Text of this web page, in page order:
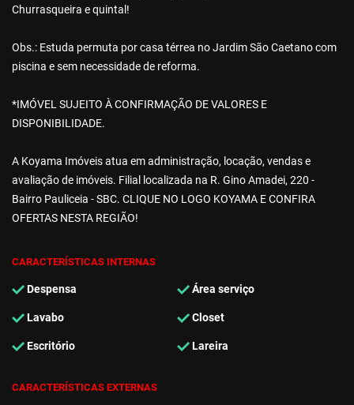
Churrasqueira e quintal!
Obs.: Estuda permuta por casa térrea no Jardim São Caetano com
piscina e sem necessidade de reforma.
*IMÓVEL SUJEITO À CONFIRMAÇÃO DE VALORES E
DISPONIBILIDADE.
A Koyama Imóveis atua em administração, locação, vendas e
avaliação de imóveis. Filial localizada na R. Gino Amadei, 220 -
Bairro Pauliceia - SBC. CLIQUE NO LOGO KOYAMA E CONFIRA
OFERTAS NESTA REGIÃO!
CARACTERÍSTICAS INTERNAS
Despensa Área serviço
Lavabo Closet
Escritório Lareira
CARACTERÍSTICAS EXTERNAS